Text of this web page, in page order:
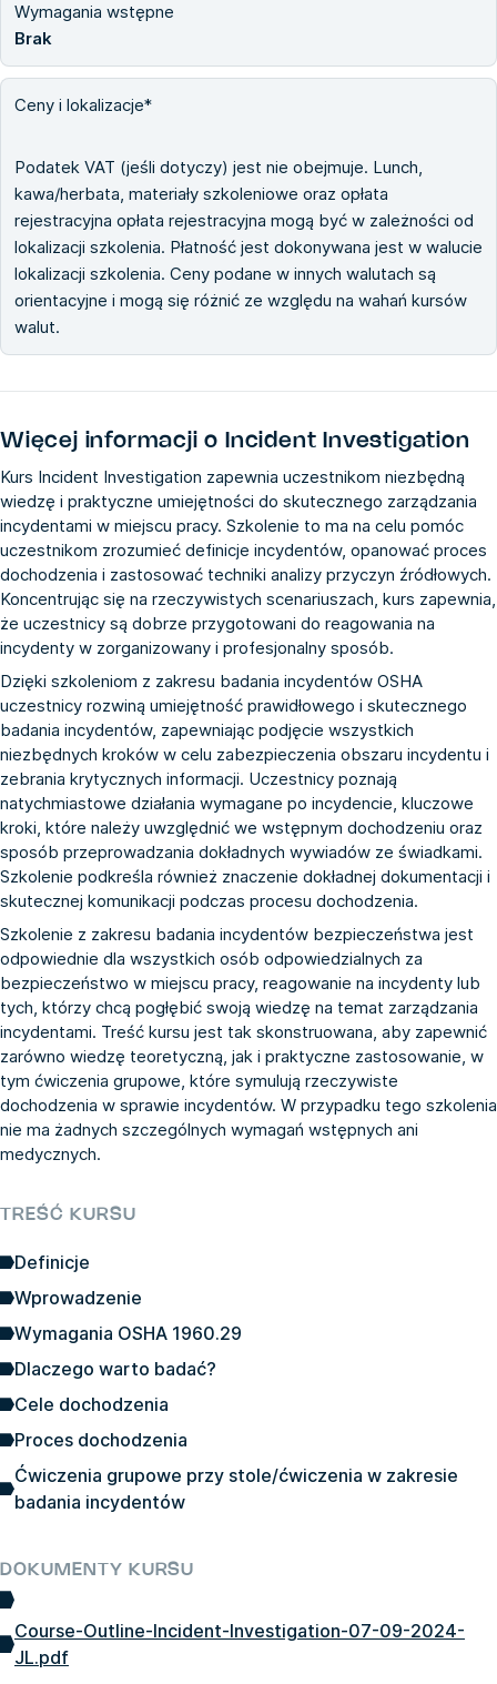
Wymagania wstępne
Brak
Ceny i lokalizacje*
Podatek VAT (jeśli dotyczy) jest nie obejmuje. Lunch,
kawa/herbata, materiały szkoleniowe oraz opłata
rejestracyjna opłata rejestracyjna mogą być w zależności od
lokalizacji szkolenia. Płatność jest dokonywana jest w walucie
lokalizacji szkolenia. Ceny podane w innych walutach są
orientacyjne i mogą się różnić ze względu na wahań kursów
walut.
Więcej informacji o
Incident Investigation
Kurs Incident Investigation zapewnia uczestnikom niezbędną
wiedzę i praktyczne umiejętności do skutecznego zarządzania
incydentami w miejscu pracy. Szkolenie to ma na celu pomóc
uczestnikom zrozumieć definicje incydentów, opanować proces
dochodzenia i zastosować techniki analizy przyczyn źródłowych.
Koncentrując się na rzeczywistych scenariuszach, kurs zapewnia,
że uczestnicy są dobrze przygotowani do reagowania na
incydenty w zorganizowany i profesjonalny sposób.
Dzięki szkoleniom z zakresu badania incydentów OSHA
uczestnicy rozwiną umiejętność prawidłowego i skutecznego
badania incydentów, zapewniając podjęcie wszystkich
niezbędnych kroków w celu zabezpieczenia obszaru incydentu i
zebrania krytycznych informacji. Uczestnicy poznają
natychmiastowe działania wymagane po incydencie, kluczowe
kroki, które należy uwzględnić we wstępnym dochodzeniu oraz
sposób przeprowadzania dokładnych wywiadów ze świadkami.
Szkolenie podkreśla również znaczenie dokładnej dokumentacji i
skutecznej komunikacji podczas procesu dochodzenia.
Szkolenie z zakresu badania incydentów bezpieczeństwa jest
odpowiednie dla wszystkich osób odpowiedzialnych za
bezpieczeństwo w miejscu pracy, reagowanie na incydenty lub
tych, którzy chcą pogłębić swoją wiedzę na temat zarządzania
incydentami. Treść kursu jest tak skonstruowana, aby zapewnić
zarówno wiedzę teoretyczną, jak i praktyczne zastosowanie, w
tym ćwiczenia grupowe, które symulują rzeczywiste
dochodzenia w sprawie incydentów. W przypadku tego szkolenia
nie ma żadnych szczególnych wymagań wstępnych ani
medycznych.
TREŚĆ KURSU
Definicje
Wprowadzenie
Wymagania OSHA 1960.29
Dlaczego warto badać?
Cele dochodzenia
Proces dochodzenia
Ćwiczenia grupowe przy stole/ćwiczenia w zakresie
badania incydentów
DOKUMENTY KURSU
Course-Outline-Incident-Investigation-07-09-2024-
JL.pdf